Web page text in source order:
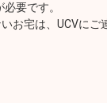
必要です。
お宅は、UCVにご